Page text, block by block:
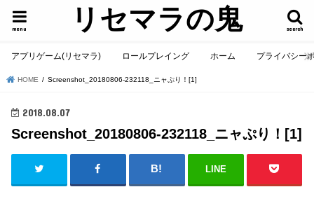
リセマラの鬼 search
menu
アプリゲーム(リセマラ) ロールプレイング ホーム プライバシー
HOME Screenshot_20180806-232118_ニャぷり！[1]
2018.08.07
Screenshot_20180806-232118_ニャぷり！[1]
LINE